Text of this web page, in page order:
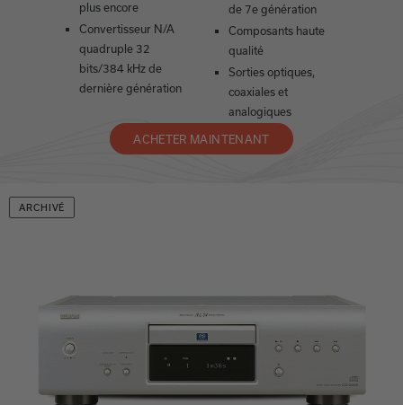
plus encore
Convertisseur N/A
quadruple 32
bits/384 kHz de
dernière génération
de 7e génération
Composants haute
qualité
Sorties optiques,
coaxiales et
analogiques
ACHETER MAINTENANT
ARCHIVÉ